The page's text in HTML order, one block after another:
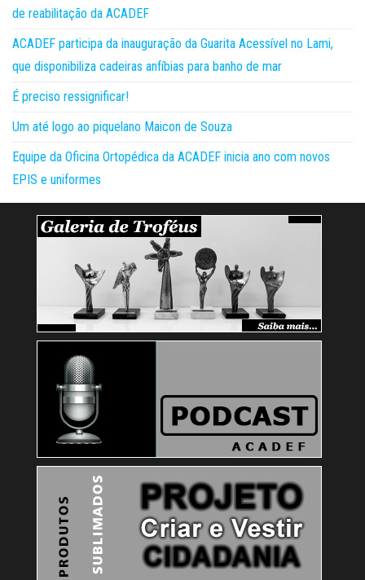
de reabilitação da ACADEF
ACADEF participa da inauguração da Guarita Acessível no Lami,
que disponibiliza cadeiras anfíbias para banho de mar
É preciso ressignificar!
Um até logo ao piquelano Maicon de Souza
Equipe da Oficina Ortopédica da ACADEF inicia ano com novos
EPIS e uniformes